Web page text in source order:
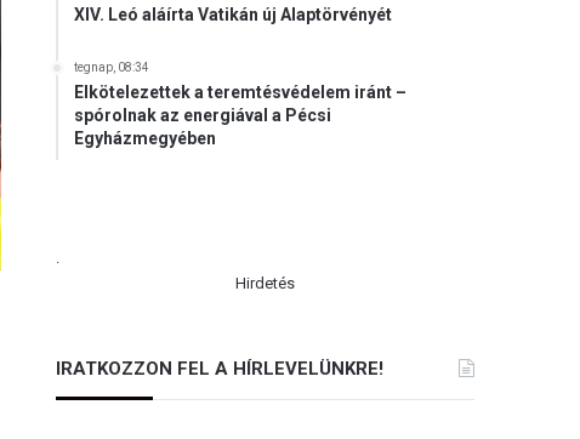
XIV. Leó aláírta Vatikán új Alaptörvényét
tegnap, 08:34
Elkötelezettek a teremtésvédelem iránt –
spórolnak az energiával a Pécsi
Egyházmegyében
.
Hirdetés
IRATKOZZON FEL A HÍRLEVELÜNKRE!